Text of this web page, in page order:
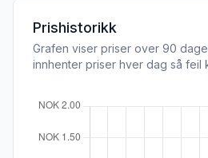
Prishistorikk
Grafen viser priser over 90
innhenter priser hver dag så feil